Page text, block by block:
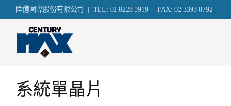
to
陞億國際股份有限公司 | TEL: 02 8228 0919 | FAX: 02 3393 0792
電源控制、電源充電
氣清淨機馬達驅動器
系統單晶片